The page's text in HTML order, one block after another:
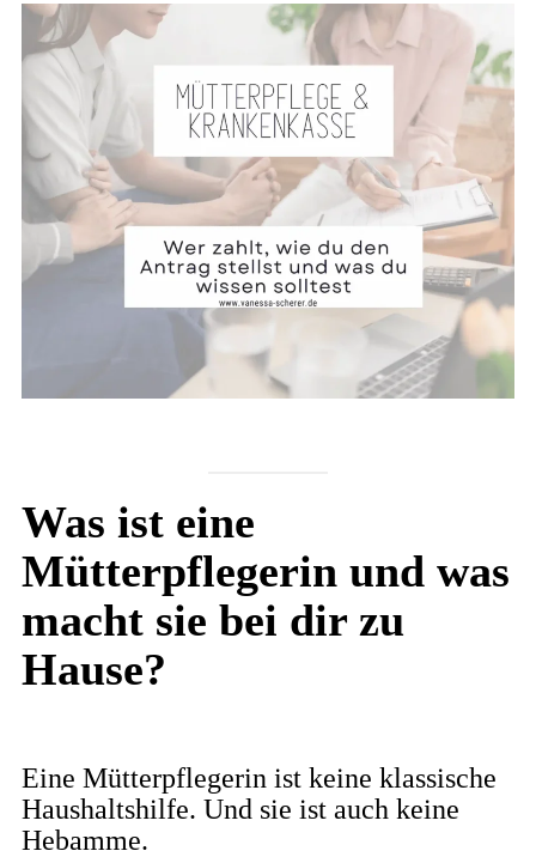
Was ist eine
Mütterpflegerin und was
macht sie bei dir zu
Hause?
Eine Mütterpflegerin ist keine klassische
Haushaltshilfe. Und sie ist auch keine
Hebamme.